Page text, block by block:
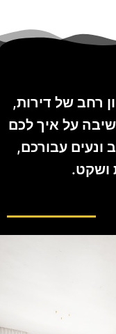
עם מגוון רחב של דירות,
על איך לכם
ונעים עבורכם,
ושקט.